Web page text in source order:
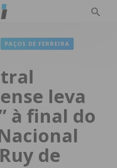
PAÇOS DE FERREIRA
leva
à final do
de